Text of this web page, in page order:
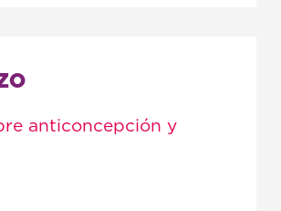
anticoncepción y